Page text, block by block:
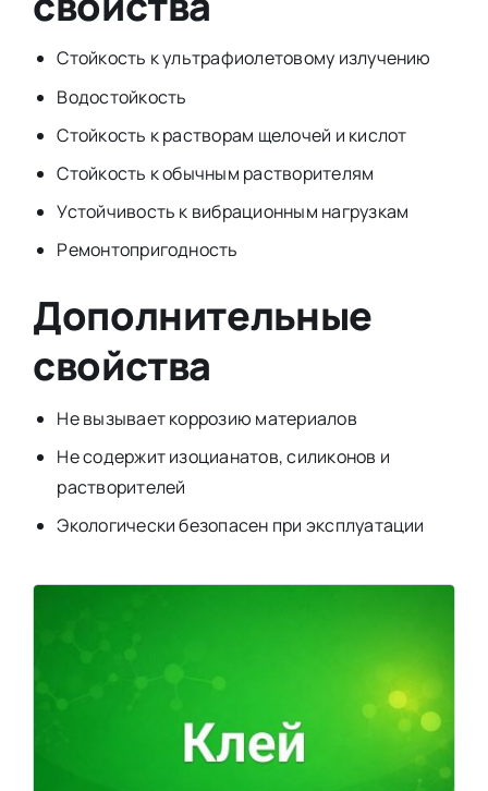
Стойкость к ультрафиолетовому излучению
Водостойкость
Стойкость к растворам щелочей и кислот
Стойкость к обычным растворителям
Устойчивость к вибрационным нагрузкам
Ремонтопригодность
Дополнительные
свойства
Не вызывает коррозию материалов
Не содержит изоцианатов, силиконов и
растворителей
Экологически безопасен при эксплуатации